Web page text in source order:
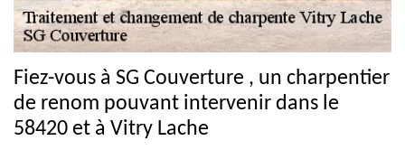
Fiez-vous à SG Couverture , un charpentier
de renom pouvant intervenir dans le
58420 et à Vitry Lache